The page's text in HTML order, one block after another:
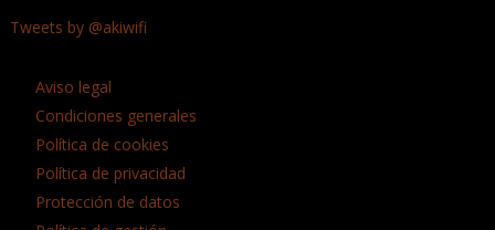
Tweets by @akiwifi
Aviso legal
Condiciones generales
Política de cookies
Política de privacidad
Protección de datos